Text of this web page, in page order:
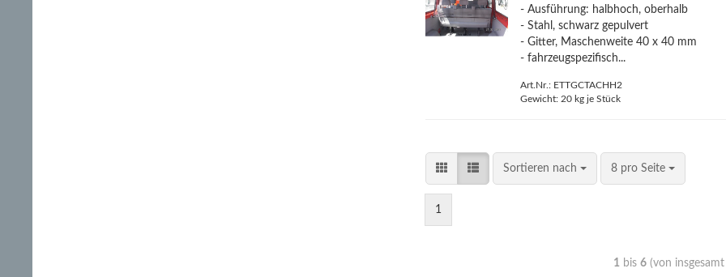
- Ausführung: halbhoch, oberhalb
- Stahl, schwarz gepulvert
- Gitter, Maschenweite 40 x 40 mm
- fahrzeugspezifisch...
Art.Nr.: ETTGCTACHH2
Gewicht: 20 kg je Stück
Sortieren nach 8 pro Seite
1
1 bis6 (von